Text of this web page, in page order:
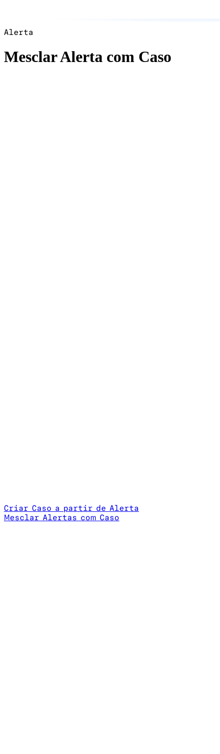
Alerta
Mesclar Alerta com Caso
Criar Caso a partir de Alerta
Mesclar Alertas com Caso